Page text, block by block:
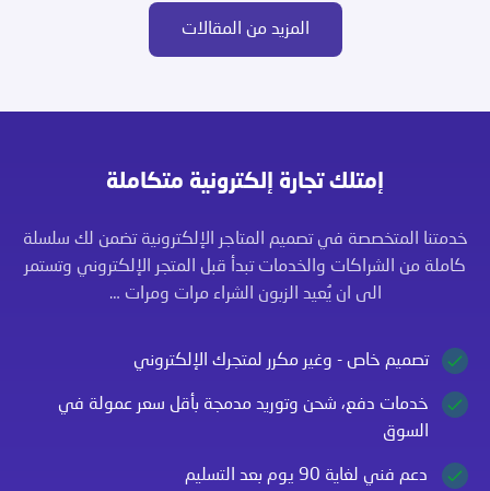
المزيد من المقالات
إمتلك تجارة إلكترونية متكاملة
خدمتنا المتخصصة في تصميم المتاجر الإلكترونية تضمن لك سلسلة
كاملة من الشراكات والخدمات تبدأ قبل المتجر الإلكتروني وتستمر
الى ان يُعيد الزبون الشراء مرات ومرات …
تصميم خاص - وغير مكرر لمتجرك الإلكتروني
خدمات دفع، شحن وتوريد مدمجة بأقل سعر عمولة في
السوق
دعم فني لغاية 90 يوم بعد التسليم